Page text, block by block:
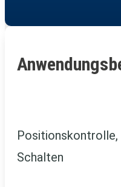
Positionskontrolle,
Schalten